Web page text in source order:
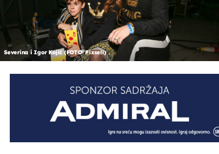
Severina i Igor Kojić (FOTO: Pixsell)